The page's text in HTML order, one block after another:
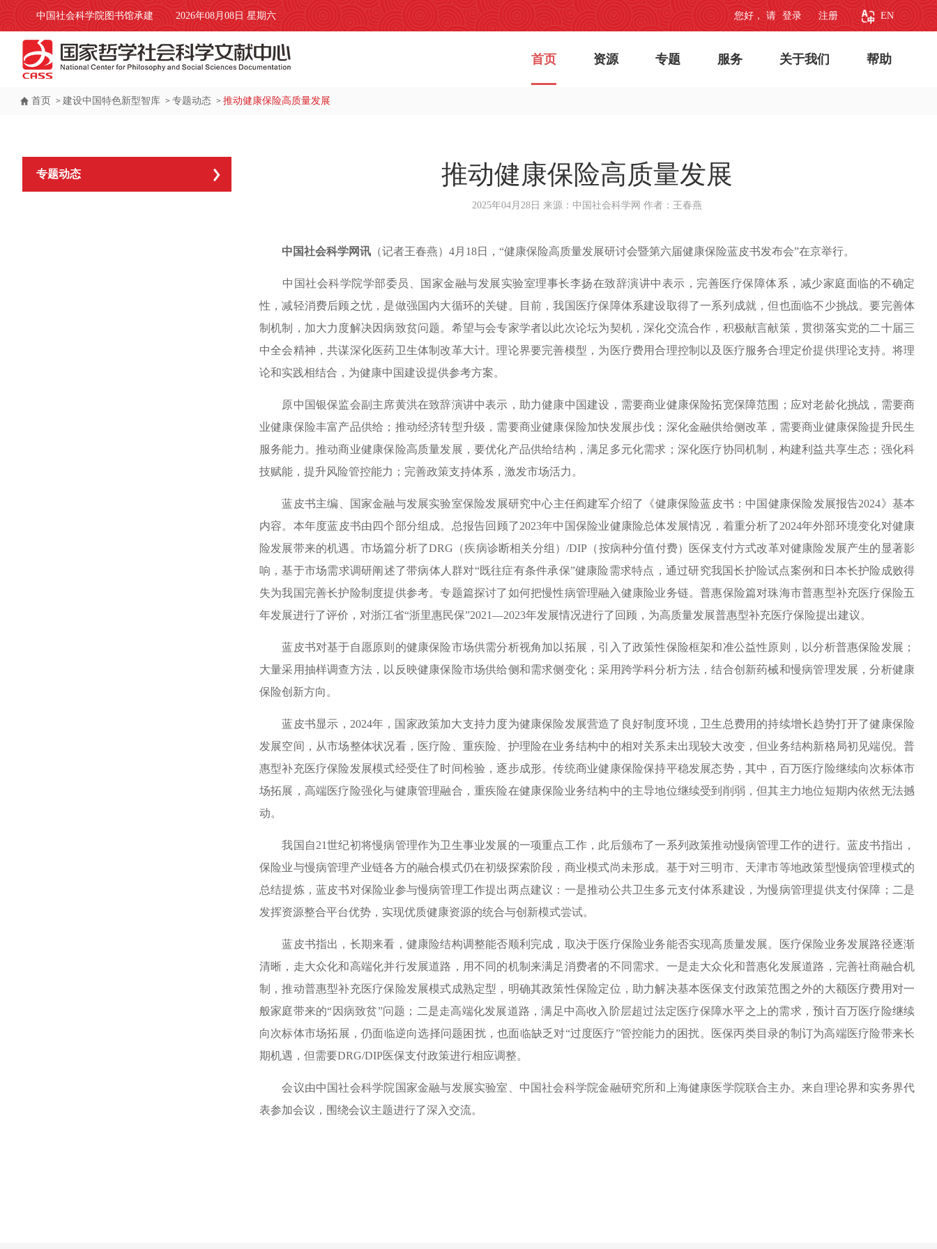
您好， 请 登录 注册 EN
2026年08月08日 星期六
中国社会科学院图书馆承建
首页 资源 专题 服务 关于我们 帮助
首页 > 建设中国特色新型智库 > 专题动态 > 推动健康保险高质量发展
专题动态 推动健康保险高质量发展
2025年04月28日 来源：中国社会科学网 作者：王春燕
中国社会科学网讯 （记者王春燕）4月18日，“健康保险高质量发展研讨会暨第六届健康保险蓝皮书发布会”在京举行。
中国社会科学院学部委员、国家金融与发展实验室理事长李扬在致辞演讲中表示，完善医疗保障体系，减少家庭面临的不确定
性，减轻消费后顾之忧，是做强国内大循环的关键。目前，我国医疗保障体系建设取得了一系列成就，但也面临不少挑战。要完善体
制机制，加大力度解决因病致贫问题。希望与会专家学者以此次论坛为契机，深化交流合作，积极献言献策，贯彻落实党的二十届三
中全会精神，共谋深化医药卫生体制改革大计。理论界要完善模型，为医疗费用合理控制以及医疗服务合理定价提供理论支持。将理
论和实践相结合，为健康中国建设提供参考方案。
原中国银保监会副主席黄洪在致辞演讲中表示，助力健康中国建设，需要商业健康保险拓宽保障范围；应对老龄化挑战，需要商
业健康保险丰富产品供给；推动经济转型升级，需要商业健康保险加快发展步伐；深化金融供给侧改革，需要商业健康保险提升民生
服务能力。推动商业健康保险高质量发展，要优化产品供给结构，满足多元化需求；深化医疗协同机制，构建利益共享生态；强化科
技赋能，提升风险管控能力；完善政策支持体系，激发市场活力。
蓝皮书主编、国家金融与发展实验室保险发展研究中心主任阎建军介绍了《健康保险蓝皮书：中国健康保险发展报告2024》基本
内容。本年度蓝皮书由四个部分组成。总报告回顾了2023年中国保险业健康险总体发展情况，着重分析了2024年外部环境变化对健康
险发展带来的机遇。市场篇分析了DRG（疾病诊断相关分组）/DIP（按病种分值付费）医保支付方式改革对健康险发展产生的显著影
响，基于市场需求调研阐述了带病体人群对“既往症有条件承保”健康险需求特点，通过研究我国长护险试点案例和日本长护险成败得
失为我国完善长护险制度提供参考。专题篇探讨了如何把慢性病管理融入健康险业务链。普惠保险篇对珠海市普惠型补充医疗保险五
年发展进行了评价，对浙江省“浙里惠民保”2021—2023年发展情况进行了回顾，为高质量发展普惠型补充医疗保险提出建议。
蓝皮书对基于自愿原则的健康保险市场供需分析视角加以拓展，引入了政策性保险框架和准公益性原则，以分析普惠保险发展；
大量采用抽样调查方法，以反映健康保险市场供给侧和需求侧变化；采用跨学科分析方法，结合创新药械和慢病管理发展，分析健康
保险创新方向。
蓝皮书显示，2024年，国家政策加大支持力度为健康保险发展营造了良好制度环境，卫生总费用的持续增长趋势打开了健康保险
发展空间，从市场整体状况看，医疗险、重疾险、护理险在业务结构中的相对关系未出现较大改变，但业务结构新格局初见端倪。普
惠型补充医疗保险发展模式经受住了时间检验，逐步成形。传统商业健康保险保持平稳发展态势，其中，百万医疗险继续向次标体市
场拓展，高端医疗险强化与健康管理融合，重疾险在健康保险业务结构中的主导地位继续受到削弱，但其主力地位短期内依然无法撼
动。
我国自21世纪初将慢病管理作为卫生事业发展的一项重点工作，此后颁布了一系列政策推动慢病管理工作的进行。蓝皮书指出，
保险业与慢病管理产业链各方的融合模式仍在初级探索阶段，商业模式尚未形成。基于对三明市、天津市等地政策型慢病管理模式的
总结提炼，蓝皮书对保险业参与慢病管理工作提出两点建议：一是推动公共卫生多元支付体系建设，为慢病管理提供支付保障；二是
发挥资源整合平台优势，实现优质健康资源的统合与创新模式尝试。
蓝皮书指出，长期来看，健康险结构调整能否顺利完成，取决于医疗保险业务能否实现高质量发展。医疗保险业务发展路径逐渐
清晰，走大众化和高端化并行发展道路，用不同的机制来满足消费者的不同需求。一是走大众化和普惠化发展道路，完善社商融合机
制，推动普惠型补充医疗保险发展模式成熟定型，明确其政策性保险定位，助力解决基本医保支付政策范围之外的大额医疗费用对一
般家庭带来的“因病致贫”问题；二是走高端化发展道路，满足中高收入阶层超过法定医疗保障水平之上的需求，预计百万医疗险继续
向次标体市场拓展，仍面临逆向选择问题困扰，也面临缺乏对“过度医疗”管控能力的困扰。医保丙类目录的制订为高端医疗险带来长
期机遇，但需要DRG/DIP医保支付政策进行相应调整。
会议由中国社会科学院国家金融与发展实验室、中国社会科学院金融研究所和上海健康医学院联合主办。来自理论界和实务界代
表参加会议，围绕会议主题进行了深入交流。